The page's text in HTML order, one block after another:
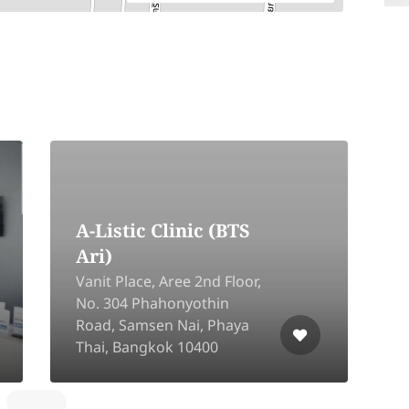
A-Listic Clinic (BTS
Ari)
Vanit Place, Aree 2nd Floor,
No. 304 Phahonyothin
Road, Samsen Nai, Phaya
Thai, Bangkok 10400